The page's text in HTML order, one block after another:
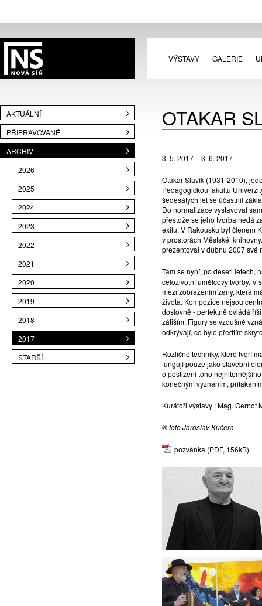
VÝSTAVY GALERIE
AKTUÁLNÍ
PŘIPRAVOVANÉ
ARCHIV
2026
2025
2024
2023
2022
2021
2020
2019
2018
2017
STARŠÍ
OTAKAR
3. 5. 2017 – 3. 6. 2017
Otakar Slavík (1931-2010),
Pedagogickou fakultu
šedesátých let se účastnil
Do normalizace vystavoval
přestože se jeho tvorba nedá
exilu. V Rakousku byl členem
v prostorách Městské
prezentoval v dubnu 2007 své
Tam se nyní, po deseti letech,
celoživotní umělcovy tvorby. V
mezi zobrazením ženy, která
života. Kompozice nejsou
doslovně - perfektně ovládá
zátiším. Figury se vzdušně
odkrývají, co bylo předtím
Rozličné techniky, které tvoří
fungují pouze jako stavební
o postižení toho
konečným vyznáním,
Kurátoři výstavy : Mag. Gernot
® foto Jaroslav Kučera
pozvánka (PDF, 156kB)